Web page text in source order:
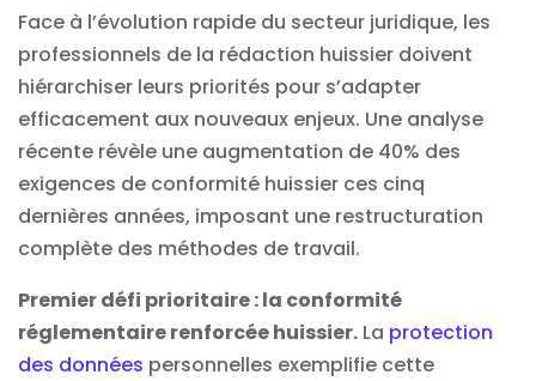
Face à l’évolution rapide du secteur juridique, les
professionnels de la rédaction huissier doivent
hiérarchiser leurs priorités pour s’adapter
efficacement aux nouveaux enjeux. Une analyse
récente révèle une augmentation de 40% des
exigences de conformité huissier ces cinq
dernières années, imposant une restructuration
complète des méthodes de travail.
Premier défi prioritaire : la conformité
réglementaire renforcée huissier. La protection
des données personnelles exemplifie cette